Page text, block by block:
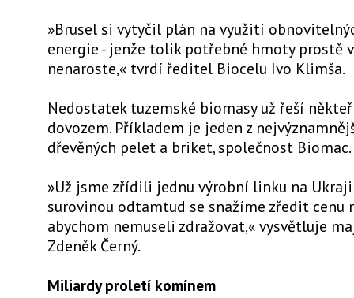
»Brusel si vytyčil plán na využití
energie - jenže tolik potřebné hmoty prostě
nenaroste,« tvrdí ředitel Biocelu Ivo Klimša.
Nedostatek tuzemské biomasy už řeší
dovozem. Příkladem je jeden z
dřevěných pelet a briket, společnost Biomac.
»Už jsme zřídili jednu výrobní linku na
surovinou odtamtud se snažíme zředit cenu
abychom nemuseli zdražovat,« vysvětluje
Zdeněk Černý.
Miliardy proletí komínem